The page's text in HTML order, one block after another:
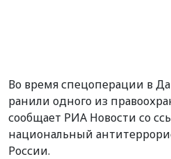
Во время спецоперации в
ранили одного из
сообщает РИА Новости со
национальный
России.